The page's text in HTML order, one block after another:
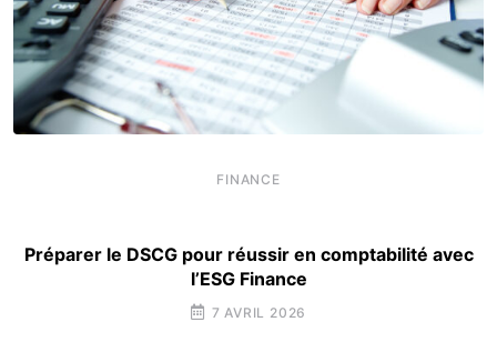
FINANCE
Préparer le DSCG pour réussir en comptabilité avec
l’ESG Finance
7 AVRIL 2026